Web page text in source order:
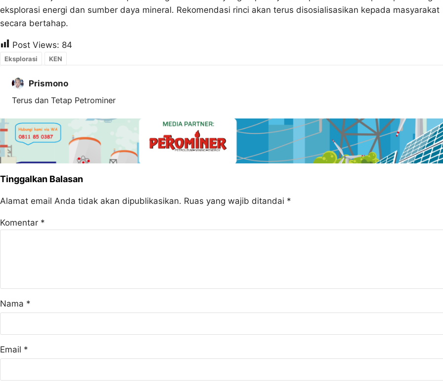
eksplorasi energi dan sumber daya mineral. Rekomendasi rinci akan terus disosialisasikan kepada masyarakat
secara bertahap.
Post Views: 84
Eksplorasi KEN
Prismono
Terus dan Tetap Petrominer
Tinggalkan Balasan
Alamat email Anda tidak akan dipublikasikan. Ruas yang wajib ditandai *
Komentar *
Nama *
Email *